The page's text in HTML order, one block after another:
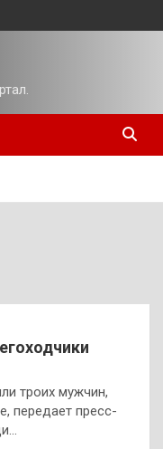
троих мужчин,
передает пресс-